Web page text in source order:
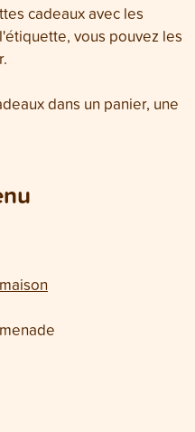
cadeaux avec les
vous pouvez les
dans un panier, une